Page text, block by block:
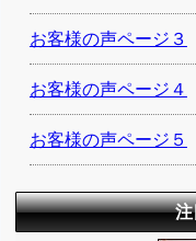
お客様の声ページ３
お客様の声ページ４
お客様の声ページ５
注